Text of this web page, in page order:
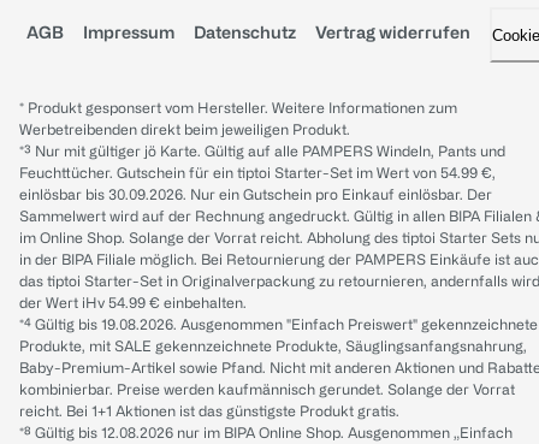
AGB Impressum Datenschutz Vertrag widerrufen
* Produkt gesponsert vom Hersteller. Weitere Informationen zum
Werbetreibenden direkt beim jeweiligen Produkt.
*³ Nur mit gültiger jö Karte. Gültig auf alle PAMPERS Windeln, Pants und
Feuchttücher. Gutschein für ein tiptoi Starter-Set im Wert von 54.99 €,
einlösbar bis 30.09.2026. Nur ein Gutschein pro Einkauf einlösbar. Der
Sammelwert wird auf der Rechnung angedruckt. Gültig in allen BIPA Filialen
im Online Shop. Solange der Vorrat reicht. Abholung des tiptoi Starter Sets
in der BIPA Filiale möglich. Bei Retournierung der PAMPERS Einkäufe ist
das tiptoi Starter-Set in Originalverpackung zu retournieren, andernfalls wird
der Wert iHv 54.99 € einbehalten.
*⁴ Gültig bis 19.08.2026. Ausgenommen "Einfach Preiswert" gekennzeichnete
Produkte, mit SALE gekennzeichnete Produkte, Säuglingsanfangsnahrung,
Baby-Premium-Artikel sowie Pfand. Nicht mit anderen Aktionen und
kombinierbar. Preise werden kaufmännisch gerundet. Solange der Vorrat
reicht. Bei 1+1 Aktionen ist das günstigste Produkt gratis.
*⁸ Gültig bis 12.08.2026 nur im BIPA Online Shop. Ausgenommen „Einfach